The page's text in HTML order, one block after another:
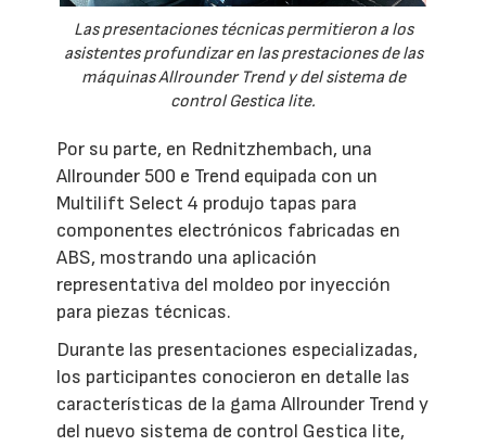
Las presentaciones técnicas permitieron a los
asistentes profundizar en las prestaciones de las
máquinas Allrounder Trend y del sistema de
control Gestica lite.
Por su parte, en Rednitzhembach, una
Allrounder 500 e Trend equipada con un
Multilift Select 4 produjo tapas para
componentes electrónicos fabricadas en
ABS, mostrando una aplicación
representativa del moldeo por inyección
para piezas técnicas.
Durante las presentaciones especializadas,
los participantes conocieron en detalle las
características de la gama Allrounder Trend y
del nuevo sistema de control Gestica lite,